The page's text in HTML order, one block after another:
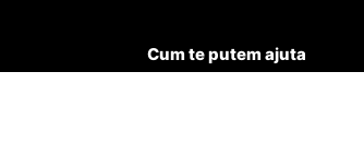
Cum te putem ajuta